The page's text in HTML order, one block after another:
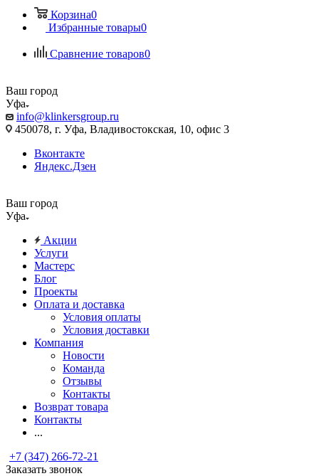
Корзина0
Избранные товары0
Сравнение товаров0
Ваш город
Уфа
info@klinkersgroup.ru
450078, г. Уфа, Владивостокская, 10, офис 3
Вконтакте
Яндекс.Дзен
Ваш город
Уфа
Акции
Услуги
Мастерс
Блог
Проекты
Оплата и доставка
Условия оплаты
Условия доставки
Компания
Новости
Команда
Отзывы
Контакты
Возврат товара
Контакты
...
+7 (347) 266-72-21
Заказать звонок